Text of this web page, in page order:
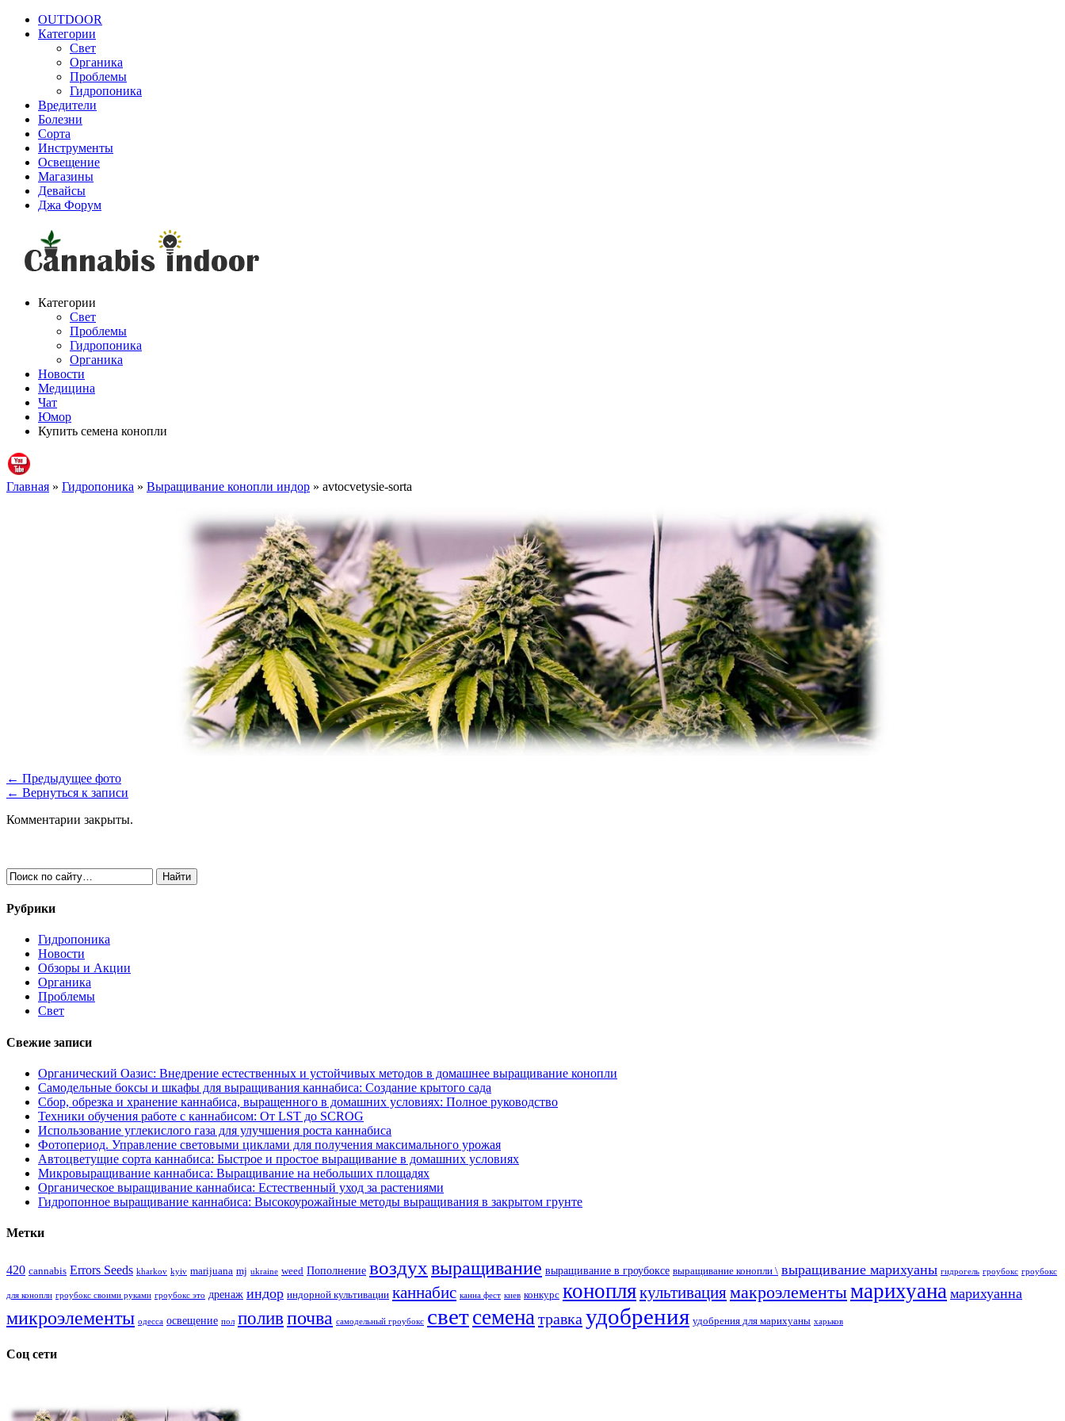
OUTDOOR
Категории
Свет
Органика
Проблемы
Гидропоника
Вредители
Болезни
Сорта
Инструменты
Освещение
Магазины
Девайсы
Джа Форум
Категории
Свет
Проблемы
Гидропоника
Органика
Новости
Медицина
Чат
Юмор
Купить семена конопли
Главная » Гидропоника » Выращивание конопли индор » avtocvetysie-sorta
← Предыдущее фото
← Вернуться к записи
Комментарии закрыты.
Рубрики
Гидропоника
Новости
Обзоры и Акции
Органика
Проблемы
Свет
Свежие записи
Органический Оазис: Внедрение естественных и устойчивых методов в домашнее выращивание конопли
Самодельные боксы и шкафы для выращивания каннабиса: Создание крытого сада
Сбор, обрезка и хранение каннабиса, выращенного в домашних условиях: Полное руководство
Техники обучения работе с каннабисом: От LST до SCROG
Использование углекислого газа для улучшения роста каннабиса
Фотопериод. Управление световыми циклами для получения максимального урожая
Автоцветущие сорта каннабиса: Быстрое и простое выращивание в домашних условиях
Микровыращивание каннабиса: Выращивание на небольших площадях
Органическое выращивание каннабиса: Естественный уход за растениями
Гидропонное выращивание каннабиса: Высокоурожайные методы выращивания в закрытом грунте
Метки
420 cannabis Errors Seeds kharkov kyiv marijuana mj ukraine weed Пополнение воздухвыращивание выращивание в гроубоксе выращивание конопли \ выращивание марихуаны гидрогель гроубокс гроубокс
для конопли гроубокс своими руками гроубокс это дренаж индор индорной культивации каннабис канна фест киев конкурс коноплякультивациямакроэлементымарихуана марихуанна
микроэлементы одесса освещение пол полив почва самодельный гроубокс светсеменатравкаудобрения удобрения для марихуаны харьков
Соц сети